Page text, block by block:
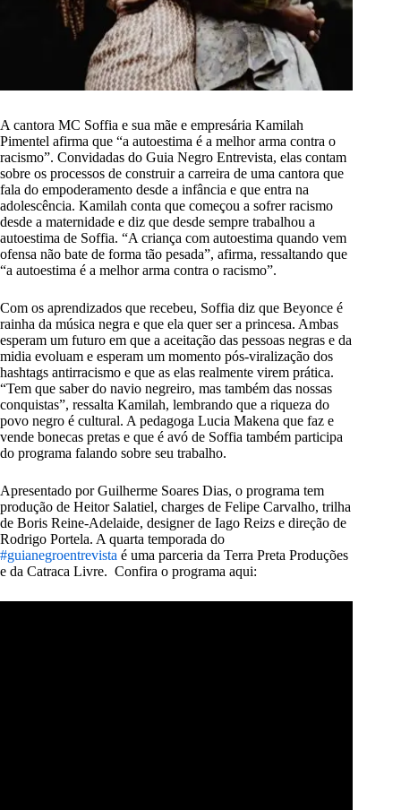
A cantora MC Soffia e sua mãe e empresária Kamilah
Pimentel afirma que “a autoestima é a melhor arma contra o
racismo”. Convidadas do Guia Negro Entrevista, elas contam
sobre os processos de construir a carreira de uma cantora que
fala do empoderamento desde a infância e que entra na
adolescência. Kamilah conta que começou a sofrer racismo
desde a maternidade e diz que desde sempre trabalhou a
autoestima de Soffia. “A criança com autoestima quando vem
ofensa não bate de forma tão pesada”, afirma, ressaltando que
“a autoestima é a melhor arma contra o racismo”.
Com os aprendizados que recebeu, Soffia diz que Beyonce é
rainha da música negra e que ela quer ser a princesa. Ambas
esperam um futuro em que a aceitação das pessoas negras e da
midia evoluam e esperam um momento pós-viralização dos
hashtags antirracismo e que as elas realmente virem prática.
“Tem que saber do navio negreiro, mas também das nossas
conquistas”, ressalta Kamilah, lembrando que a riqueza do
povo negro é cultural. A pedagoga Lucia Makena que faz e
vende bonecas pretas e que é avó de Soffia também participa
do programa falando sobre seu trabalho.
Apresentado por Guilherme Soares Dias, o programa tem
produção de Heitor Salatiel, charges de Felipe Carvalho, trilha
de Boris Reine-Adelaide, designer de Iago Reizs e direção de
Rodrigo Portela. A quarta temporada do
#guianegroentrevista é uma parceria da Terra Preta Produções
e da Catraca Livre. Confira o programa aqui: